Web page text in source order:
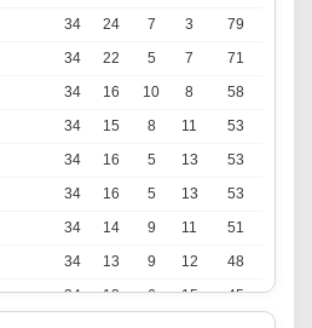
34 24 7 3
79
34 22 5 7
71
34 16 10 8
58
34 15 8 11
53
34 16 5 13
53
34 16 5 13
53
34 14 9 11
51
34 13 9 12
48
34 13 6 15
45